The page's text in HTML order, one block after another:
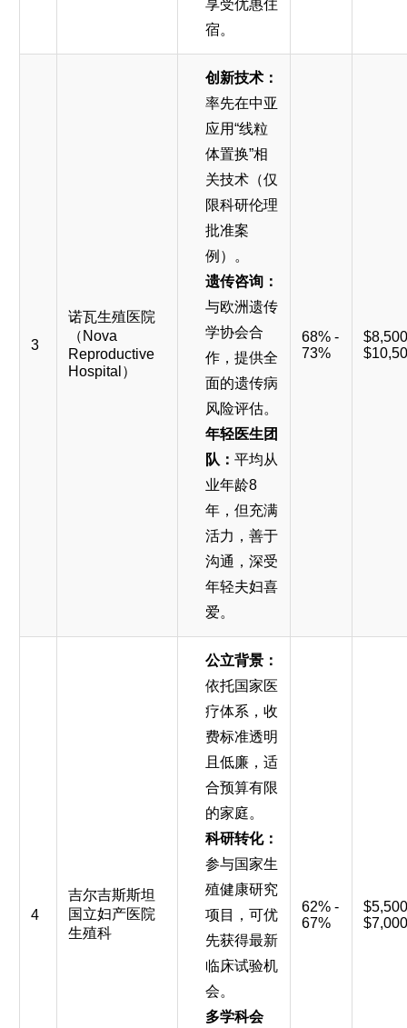
享受优惠住
宿。
3
诺瓦生殖医院
（Nova
Reproductive
Hospital）
创新技术：
率先在中亚
应用“线粒
体置换”相
关技术（仅
限科研伦理
批准案
例）。
遗传咨询：
与欧洲遗传
学协会合
作，提供全
面的遗传病
风险评估。
年轻医生团
队： 平均从
业年龄8
年，但充满
活力，善于
沟通，深受
年轻夫妇喜
爱。
68% -
73%
4
吉尔吉斯斯坦
国立妇产医院
生殖科
公立背景：
依托国家医
疗体系，收
费标准透明
且低廉，适
合预算有限
的家庭。
科研转化：
参与国家生
殖健康研究
项目，可优
先获得最新
临床试验机
会。
多学科会
62% -
67%
$7,000